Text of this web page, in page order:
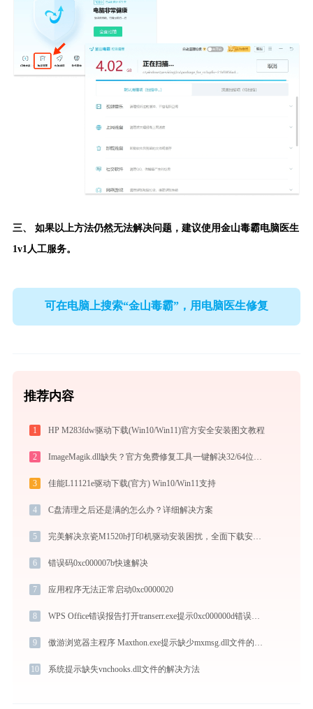
三、 如果以上方法仍然无法解决问题，建议使用金山毒霸电脑医生
1v1人工服务。
可在电脑上搜索“金山毒霸”，用电脑医生修复
推荐内容
1 HP M283fdw驱动下载(Win10/Win11)官方安全安装图文教程
2
3 佳能L11121e驱动下载(官方) Win10/Win11支持
4 C盘清理之后还是满的怎么办？详细解决方案
5 完美解决京瓷M1520h打印机驱动安装困扰，全面下载安装教程
6 错误码0xc000007b快速解决
7 应用程序无法正常启动0xc0000020
8 WPS Office错误报告打开transerr.exe提示0xc000000d错误码怎么办
9
10 系统提示缺失vnchooks.dll文件的解决方法